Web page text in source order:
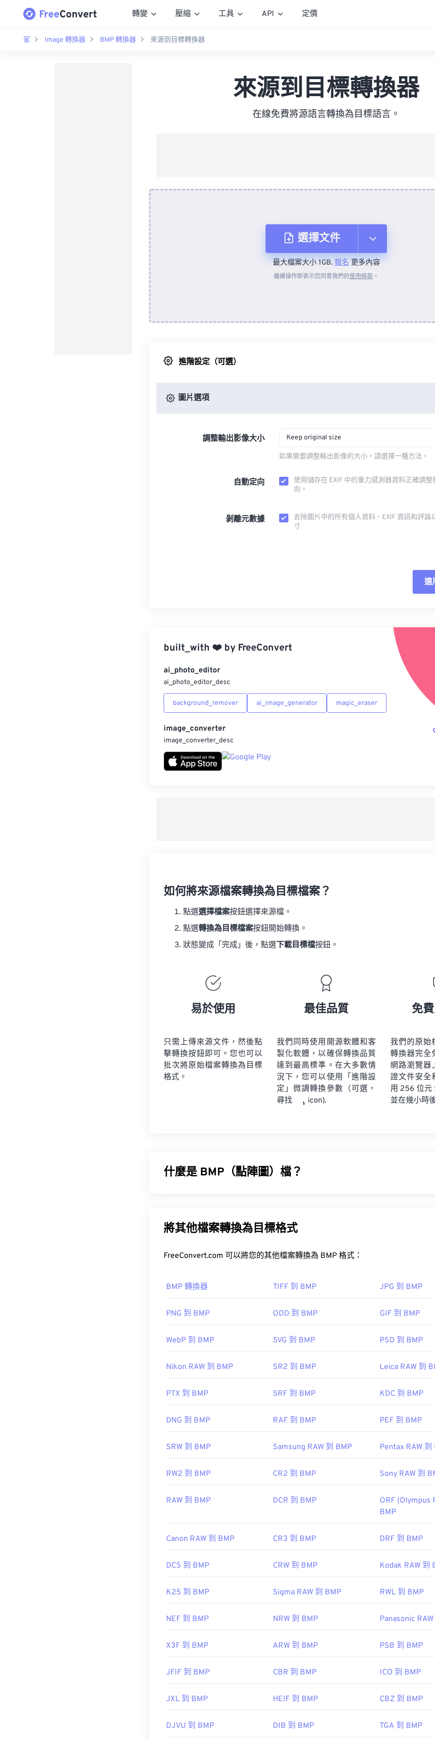
轉變 壓縮 工具 API 定價
家 Image 轉換器 BMP 轉換器 來源到目標轉換器
來源到目標轉換器
在線免費將源語言轉換為目標語言。
選擇文件
來自裝置
最大檔案大小 1GB.報名更多內容
繼續操作即表示您同意我們的使用條款 。
進階設定（可選）
圖片選項
調整輸出影像大小 Keep original size
如果需要調整輸出影像的大小，請選擇一種方法。
自動定向
使用儲存在 EXIF 中的重力感測器資料正確調整
向。
剝離元數據
去除圖片中的所有個人資料、EXIF 資訊和評論
寸
適
built_with ❤️ by FreeConvert
ai_photo_editor
ai_photo_editor_desc
background_remover ai_image_generator magic_eraser
image_converter
image_converter_desc
如何將來源檔案轉換為目標檔案？
點選選擇檔案按鈕選擇來源檔。
點選轉換為目標檔案按鈕開始轉換。
狀態變成「完成」後，點選 下載目標檔按鈕。
易於使用
只需上傳來源文件，然後點
擊轉換按鈕即可。您也可以
批次將原始檔案轉換為目標
格式。
最佳品質
我們同時使用開源軟體和客
製化軟體，以確保轉換品質
達到最高標準。在大多數情
況下，您可以使用「進階設
定」微調轉換參數（可選，
尋找
icon).
免
我們的原始
轉換器完全
網路瀏覽器
證文件安全
用 256 位元
並在幾小時
什麼是 BMP（點陣圖）檔？
版。然而，由於缺乏壓縮，BMP 檔案通常很大。
Microsoft Paint
ColorStrokes
初始發布日期：
1985 年 11 月 20 日
https://en.wikipedia.org/wiki/BMP_file_format
https://docs.microsoft.com/en-us/windows/win32/gdi/bitmaps
將其他檔案轉換為目標格式
FreeConvert.com 可以將您的其他檔案轉換為 BMP 格式：
BMP 轉換器 TIFF 到 BMP JPG 到 BMP
PNG 到 BMP ODD 到 BMP GIF 到 BMP
WebP 到 BMP SVG 到 BMP PSD 到 BMP
Nikon RAW 到 BMP SR2 到 BMP Leica RAW 到
PTX 到 BMP SRF 到 BMP KDC 到 BMP
DNG 到 BMP RAF 到 BMP PEF 到 BMP
SRW 到 BMP Samsung RAW 到 BMP Pentax RAW 到
RW2 到 BMP CR2 到 BMP Sony RAW 到
RAW 到 BMP DCR 到 BMP
ORF (Olympus
BMP
Canon RAW 到 BMP CR3 到 BMP DRF 到 BMP
DCS 到 BMP CRW 到 BMP Kodak RAW 到
K25 到 BMP Sigma RAW 到 BMP RWL 到 BMP
NEF 到 BMP NRW 到 BMP Panasonic
X3F 到 BMP ARW 到 BMP PSB 到 BMP
JFIF 到 BMP CBR 到 BMP ICO 到 BMP
JXL 到 BMP HEIF 到 BMP CBZ 到 BMP
DJVU 到 BMP DIB 到 BMP TGA 到 BMP